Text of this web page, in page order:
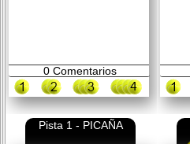
0Comentarios
Pista 1 - PICAÑA